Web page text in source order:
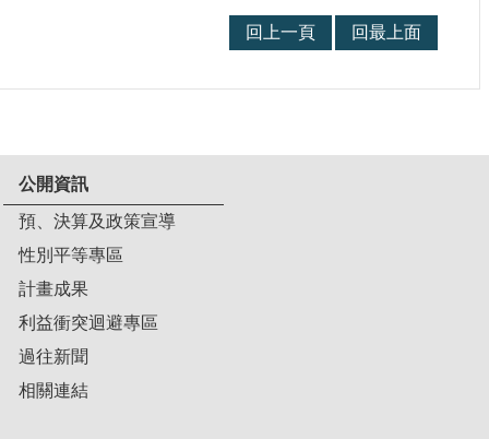
回上一頁 回最上面
公開資訊
預、決算及政策宣導
性別平等專區
計畫成果
利益衝突迴避專區
過往新聞
相關連結